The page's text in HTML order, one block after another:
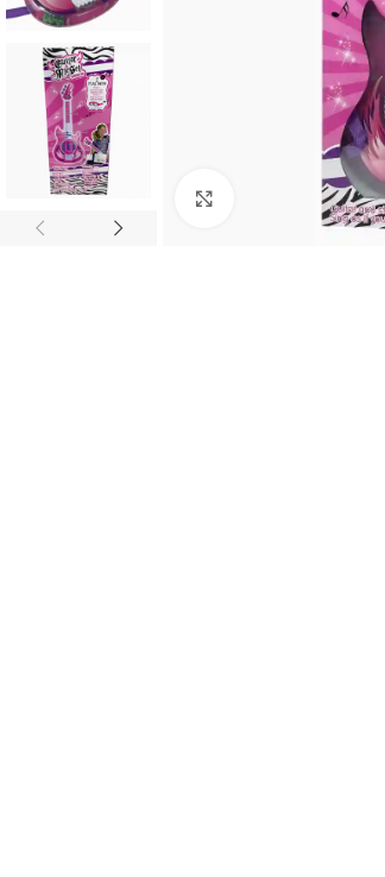
Haz clic para ampliar